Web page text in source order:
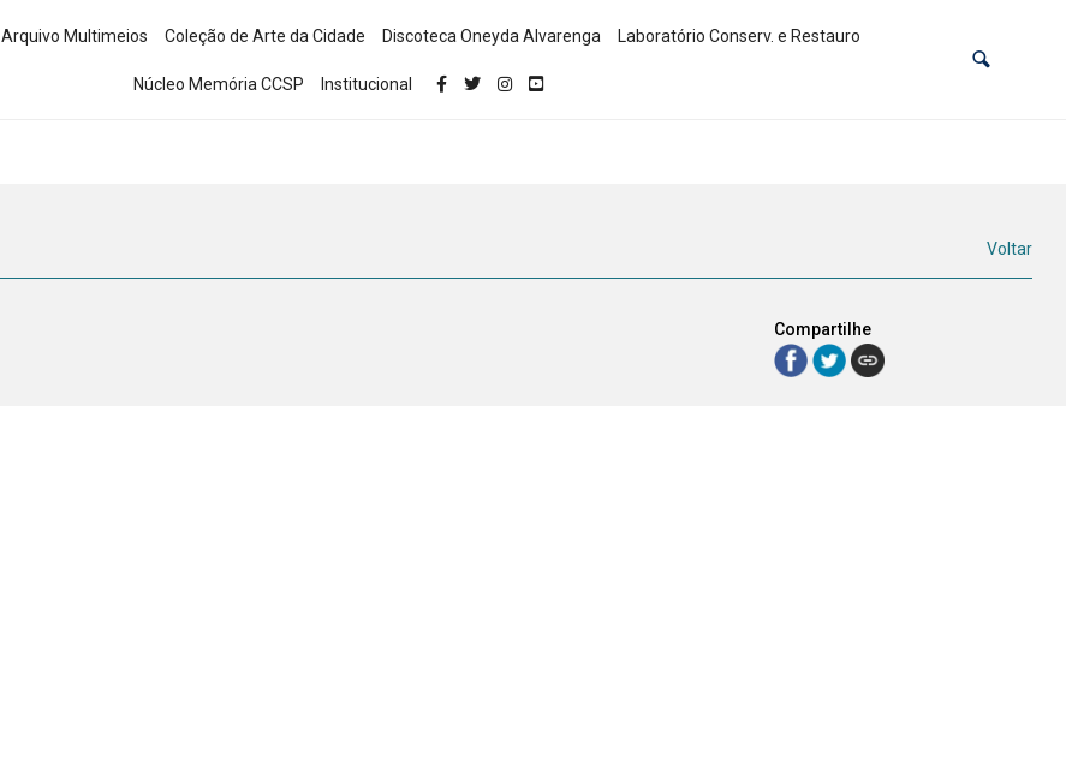
Arquivo Multimeios Coleção de Arte da Cidade Discoteca Oneyda Alvarenga Laboratório Conserv. e Restauro
Núcleo Memória CCSP Institucional
Voltar
Compartilhe